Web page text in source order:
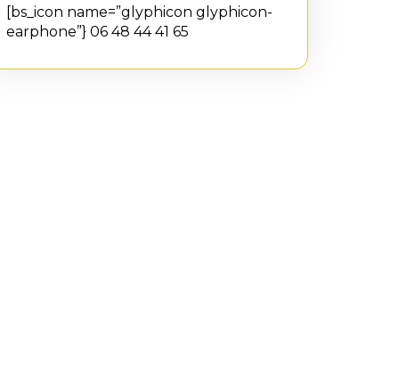
[bs_icon name=”glyphicon glyphicon-
earphone”} 06 48 44 41 65